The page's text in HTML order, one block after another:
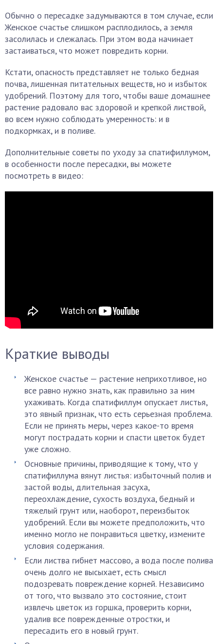
Обычно о пересадке задумываются в том случае, если
Женское счастье слишком расплодилось, а земля
засолилась и слежалась. При этом вода начинает
застаиваться, что может повредить корни.
Кстати, опасность представляет не только бедная
почва, лишенная питательных веществ, но и избыток
удобрений. Поэтому для того, чтобы ваше домашнее
растение радовало вас здоровой и крепкой листвой,
во всем нужно соблюдать умеренность: и в
подкормках, и в поливе.
Дополнительные советы по уходу за спатифиллумом,
в особенности после пересадки, вы можете
посмотреть в видео:
Краткие выводы
Женское счастье — растение неприхотливое, но
все равно нужно знать, как правильно за ним
ухаживать. Когда спатифиллум опускает листья,
это явный признак, что есть серьезная проблема.
Если не принять меры, через какое-то время
могут пострадать корни и спасти цветок будет
уже сложно.
Основные причины, приводящие к тому, что у
спатифиллума вянут листья: избыточный полив и
застой воды, длительная засуха,
переохлаждение, сухость воздуха, бедный и
тяжелый грунт или, наоборот, переизбыток
удобрений. Если вы можете предположить, что
именно могло не понравиться цветку, измените
условия содержания.
Если листва гибнет массово, а вода после полива
очень долго не высыхает, есть смысл
подозревать повреждение корней. Независимо
от того, что вызвало это состояние, стоит
извлечь цветок из горшка, проверить корни,
удалив все поврежденные отростки, и
пересадить его в новый грунт.